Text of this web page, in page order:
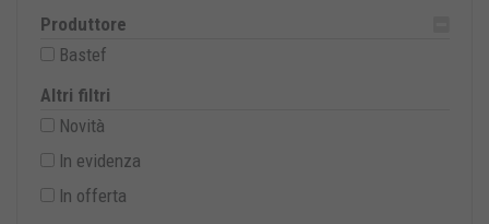
Produttore
Bastef
Altri filtri
Novità
In evidenza
In offerta